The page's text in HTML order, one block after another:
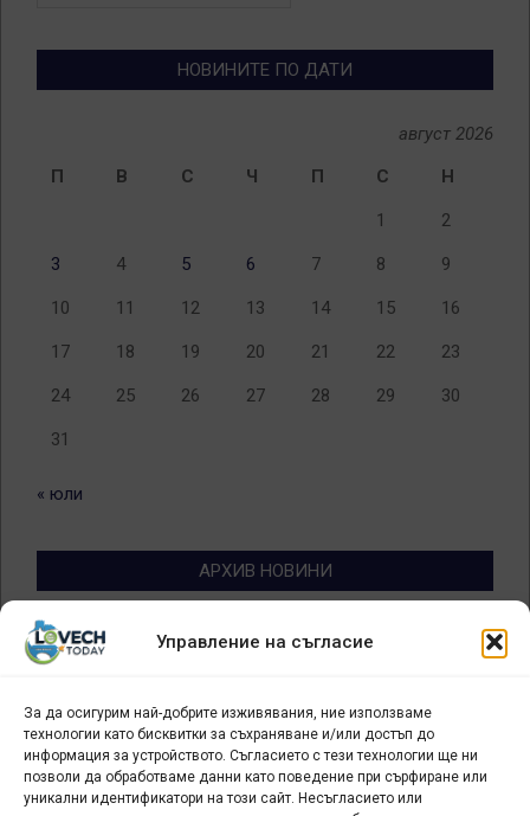
Управление на съгласие
За да осигурим най-добрите изживявания, ние използваме
технологии като бисквитки за съхраняване и/или достъп до
информация за устройството. Съгласието с тези технологии ще ни
позволи да обработваме данни като поведение при сърфиране или
уникални идентификатори на този сайт. Несъгласието или
НОВИНИТЕ ПО ДАТИ
август 2026
П
В С Ч П С Н
1 2
3 4 5 6 7 8 9
10 11 12 13 14 15 16
17 18 19 20 21 22 23
24 25 26 27 28 29 30
31
« юли
АРХИВ НОВИНИ
Архив
новини
БИЗНЕС
Арт галерия "Мостове" – магазин за изкуство
СЕВЕРОЗАПАДА ИНФОРМАЦИОНЕН БИЗНЕС